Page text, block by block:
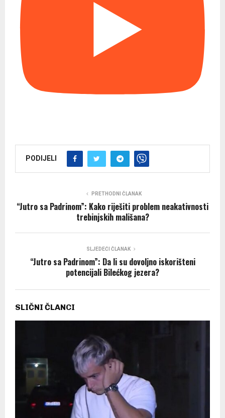
PODIJELI
PRETHODNI ČLANAK
“Jutro sa Padrinom”: Kako riješiti problem neakativnosti
trebinjskih mališana?
SLJEDEĆI ČLANAK
“Jutro sa Padrinom”: Da li su dovoljno iskorišteni
potencijali Bilećkog jezera?
SLIČNI ČLANCI